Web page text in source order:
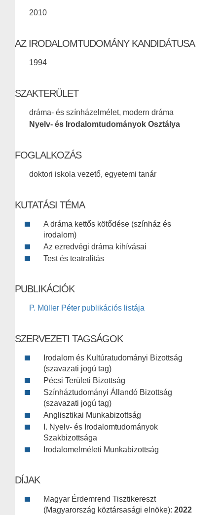
2010
AZ IRODALOMTUDOMÁNY KANDIDÁTUSA
1994
SZAKTERÜLET
dráma- és színházelmélet, modern dráma
Nyelv- és Irodalomtudományok Osztálya
FOGLALKOZÁS
doktori iskola vezető, egyetemi tanár
KUTATÁSI TÉMA
A dráma kettős kötődése (színház és
irodalom)
Az ezredvégi dráma kihívásai
Test és teatralitás
PUBLIKÁCIÓK
P. Müller Péter publikációs listája
SZERVEZETI TAGSÁGOK
Irodalom és Kultúratudományi Bizottság
(szavazati jogú tag)
Pécsi Területi Bizottság
Színháztudományi Állandó Bizottság
(szavazati jogú tag)
Anglisztikai Munkabizottság
I. Nyelv- és Irodalomtudományok
Szakbizottsága
Irodalomelméleti Munkabizottság
DÍJAK
Magyar Érdemrend Tisztikereszt
(Magyarország köztársasági elnöke): 2022